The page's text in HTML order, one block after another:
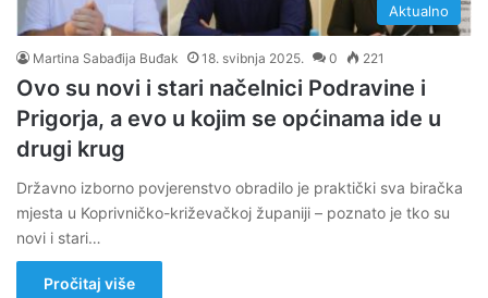
Aktualno
Martina Sabađija Buđak 18. svibnja 2025. 0 221
Ovo su novi i stari načelnici Podravine i
Prigorja, a evo u kojim se općinama ide u
drugi krug
Državno izborno povjerenstvo obradilo je praktički sva biračka
mjesta u Koprivničko-križevačkoj županiji – poznato je tko su
novi i stari…
Pročitaj više